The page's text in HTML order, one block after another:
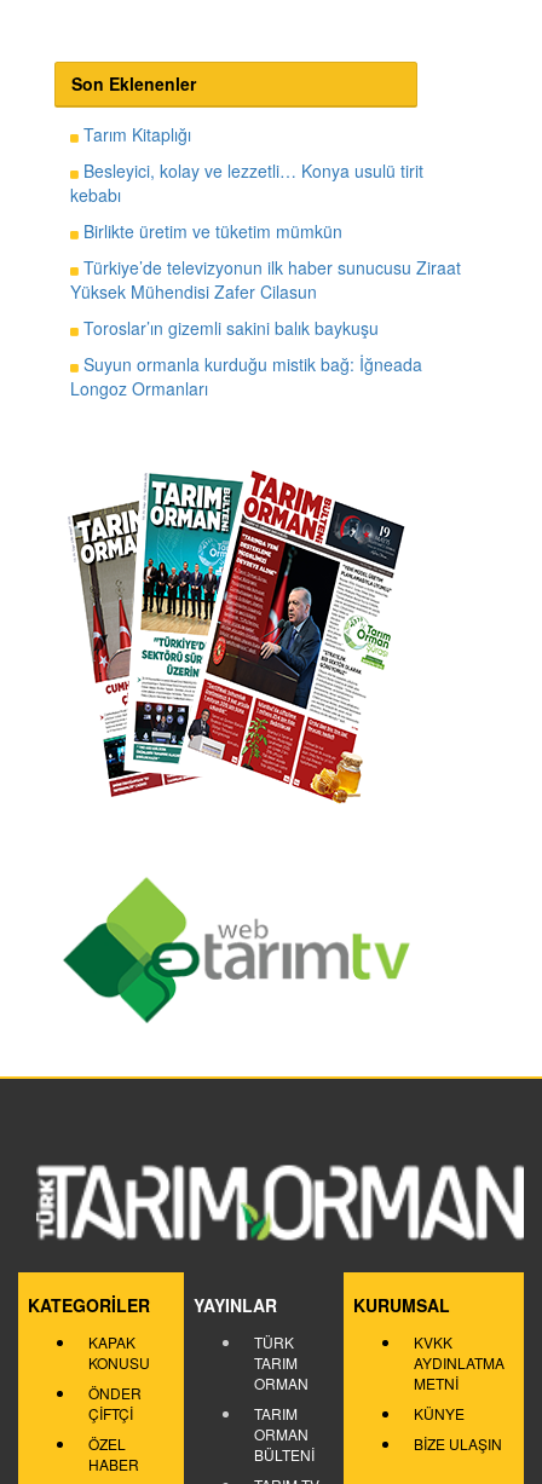
Son Eklenenler
Tarım Kitaplığı
Besleyici, kolay ve lezzetli… Konya usulü tirit
kebabı
Birlikte üretim ve tüketim mümkün
Türkiye’de televizyonun ilk haber sunucusu Ziraat
Yüksek Mühendisi Zafer Cilasun
Toroslar’ın gizemli sakini balık baykuşu
Suyun ormanla kurduğu mistik bağ: İğneada
Longoz Ormanları
KATEGORİLER
KAPAK
KONUSU
ÖNDER
ÇİFTÇİ
ÖZEL
HABER
YAYINLAR
TÜRK
TARIM
ORMAN
TARIM
ORMAN
BÜLTENİ
KURUMSAL
KVKK
AYDINLATMA
METNİ
KÜNYE
BİZE ULAŞIN